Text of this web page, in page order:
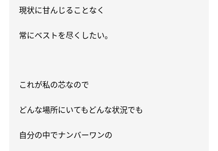
現状に甘んじることなく
常にベストを尽くしたい。
これが私の芯なので
どんな場所にいてもどんな状況でも
自分の中でナンバーワンの